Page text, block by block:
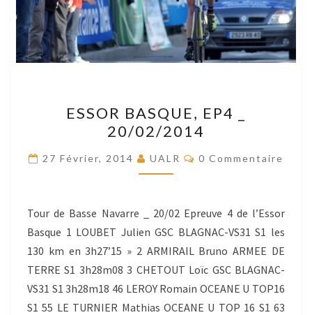
BASQUE,
EP4
_
20/02/2014
ESSOR BASQUE, EP4 _
20/02/2014
27 Février, 2014 UALR Commentaires
0 Commentaire
Tour de Basse Navarre _ 20/02 Epreuve 4 de l’Essor
Basque 1 LOUBET Julien GSC BLAGNAC-VS31 S1 les
130 km en 3h27’15 » 2 ARMIRAIL Bruno ARMEE DE
TERRE S1 3h28m08 3 CHETOUT Loïc GSC BLAGNAC-
VS31 S1 3h28m18 46 LEROY Romain OCEANE U TOP16
S1 55 LE TURNIER Mathias OCEANE U TOP 16 S1 63